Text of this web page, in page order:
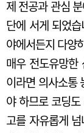
제 전공과 관심
단에 서게 되었
야에서든지 다양
매우 전도유망한
이라면 의사소통
야 하므로 코딩
고를 자유롭게